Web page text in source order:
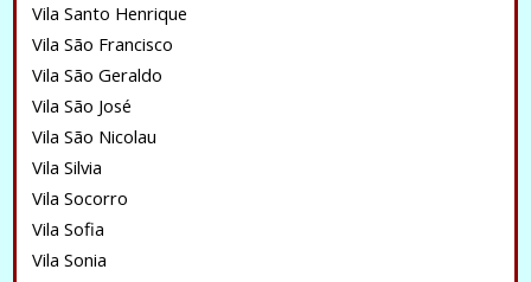
Vila Santo Henrique
Vila São Francisco
Vila São Geraldo
Vila São José
Vila São Nicolau
Vila Silvia
Vila Socorro
Vila Sofia
Vila Sonia